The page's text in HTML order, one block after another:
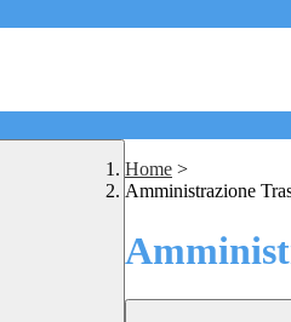
Home >
Amministrazione